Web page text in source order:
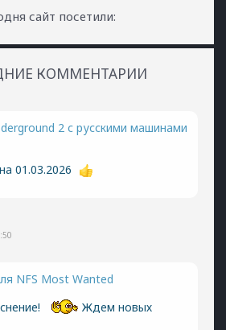
сайт посетили:
КОММЕНТАРИИ
2 с русскими машинами
01.03.2026
NFS Most Wanted
Ждем новых